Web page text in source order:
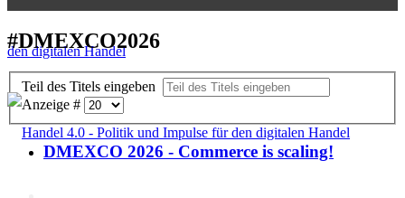
#DMEXCO2026
Teil des Titels eingeben
Anzeige #
DMEXCO 2026 - Commerce is scaling!